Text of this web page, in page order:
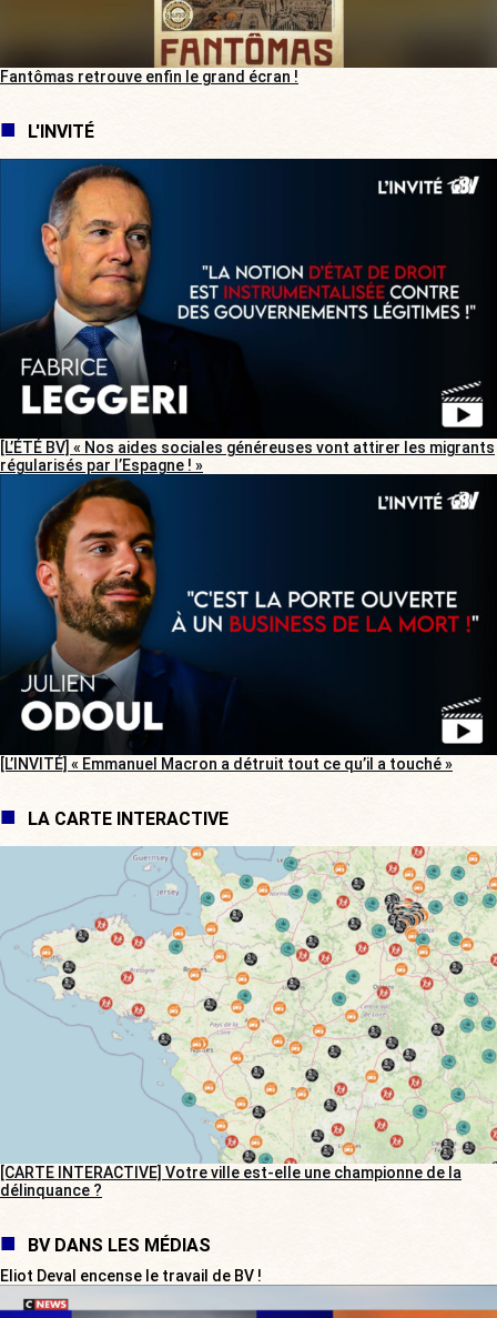
Fantômas retrouve enfin le grand écran !
L'INVITÉ
[L’ÉTÉ BV] « Nos aides sociales généreuses vont attirer les migrants
régularisés par l’Espagne ! »
[L’INVITÉ] « Emmanuel Macron a détruit tout ce qu’il a touché »
LA CARTE INTERACTIVE
[CARTE INTERACTIVE] Votre ville est-elle une championne de la
délinquance ?
BV DANS LES MÉDIAS
Eliot Deval encense le travail de BV !